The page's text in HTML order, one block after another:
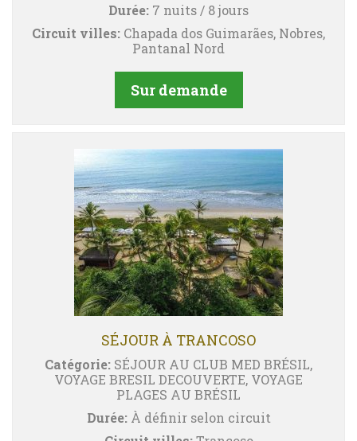
Durée: 7 nuits / 8 jours
Circuit villes: Chapada dos Guimarães, Nobres,
Pantanal Nord
Sur demande
SÉJOUR À TRANCOSO
Catégorie: SÉJOUR AU CLUB MED BRÉSIL,
VOYAGE BRESIL DECOUVERTE, VOYAGE
PLAGES AU BRÉSIL
Durée:À définir selon circuit